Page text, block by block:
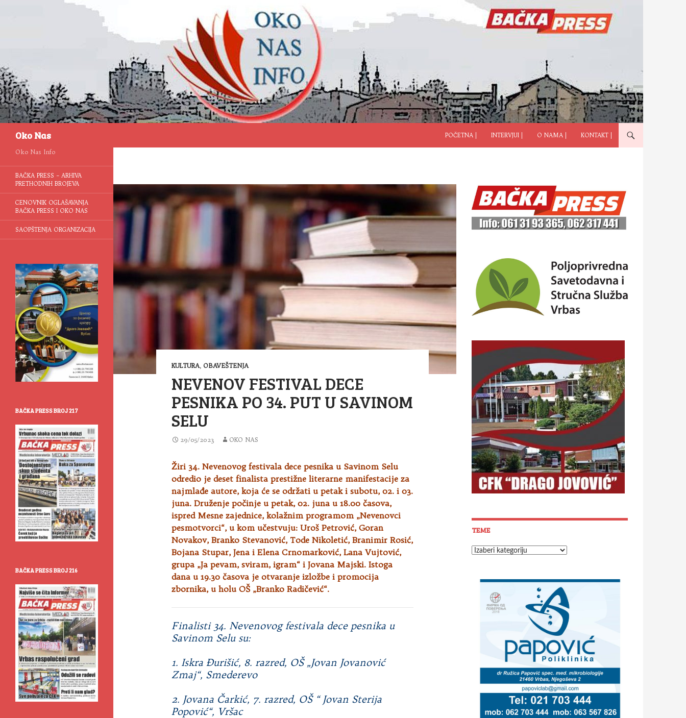
Oko Nas
POČETNA |
INTERVJUI | O NAMA | KONTAKT |
KULTURA, OBAVEŠTENJA
NEVENOV FESTIVAL DECE
PESNIKA PO 34. PUT U SAVINOM
SELU
29/05/2023 OKO NAS
Žiri 34. Nevenovog festivala dece pesnika u Savinom Selu
odredio je deset finalista prestižne literarne manifestacije za
najmlađe autore, koja će se održati u petak i subotu, 02. i 03.
juna. Druženje počinje u petak, 02. juna u 18.00 časova,
ispred Mesne zajednice, kolažnim programom „Nevenovci
pesmotvorci“, u kom učestvuju: Uroš Petrović, Goran
Novakov, Branko Stevanović, Tode Nikoletić, Branimir Rosić,
Bojana Stupar, Jena i Elena Crnomarković, Lana Vujtović,
grupa „Ja pevam, sviram, igram“ i Jovana Majski. Istoga
dana u 19.30 časova je otvaranje izložbe i promocija
zbornika, u holu OŠ „Branko Radičević“.
Finalisti 34. Nevenovog festivala dece pesnika u
Savinom Selu su:
1. Iskra Đurišić, 8. razred, OŠ „Jovan Jovanović
Zmaj“, Smederevo
2. Jovana Čarkić, 7. razred, OŠ “ Jovan Sterija
Popović“, Vršac
TEME
Teme
Oko Nas Info
BAČKA PRESS – ARHIVA
PRETHODNIH BROJEVA
CENOVNIK OGLAŠAVANJA
BAČKA PRESS I OKO NAS
SAOPŠTENJA ORGANIZACIJA
BAČKA PRESS BROJ 217
BAČKA PRESS BROJ 216